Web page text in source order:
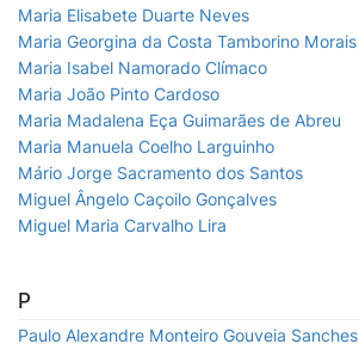
Maria Elisabete Duarte Neves
Maria Georgina da Costa Tamborino Morais
Maria Isabel Namorado Clímaco
Maria João Pinto Cardoso
Maria Madalena Eça Guimarães de Abreu
Maria Manuela Coelho Larguinho
Mário Jorge Sacramento dos Santos
Miguel Ângelo Caçoilo Gonçalves
Miguel Maria Carvalho Lira
P
Paulo Alexandre Monteiro Gouveia Sanches